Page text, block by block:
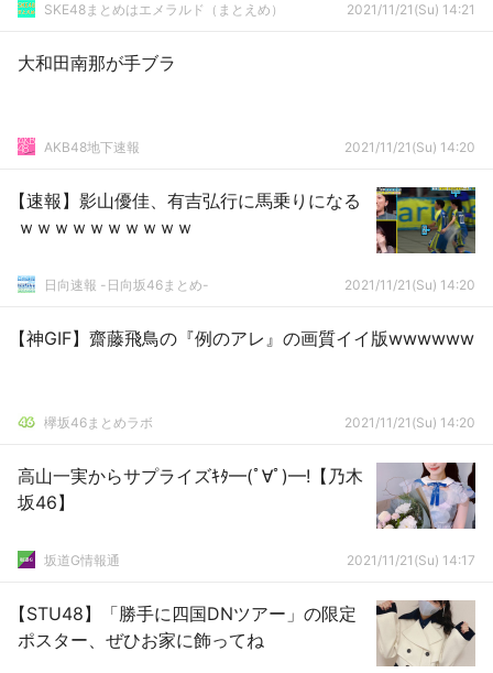
SKE48まとめはエメラルド（まとえめ） 2021/11/21(Su) 14:21
大和田南那が手ブラ
AKB48地下速報 2021/11/21(Su) 14:20
【速報】影山優佳、有吉弘行に馬乗りになる
ｗｗｗｗｗｗｗｗｗｗ
日向速報 -日向坂46まとめ- 2021/11/21(Su) 14:20
【神GIF】齋藤飛鳥の『例のアレ』の画質イイ版wwwwww
欅坂46まとめラボ 2021/11/21(Su) 14:20
高山一実からサプライズｷﾀ━(ﾟ∀ﾟ)━!【乃木
坂46】
坂道G情報通 2021/11/21(Su) 14:17
【STU48】「勝手に四国DNツアー」の限定
ポスター、ぜひお家に飾ってね